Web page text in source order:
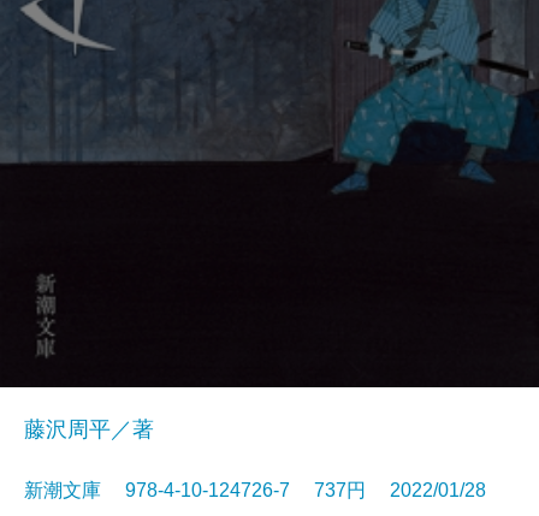
藤沢周平／著
新潮文庫 978-4-10-124726-7 737円 2022/01/28